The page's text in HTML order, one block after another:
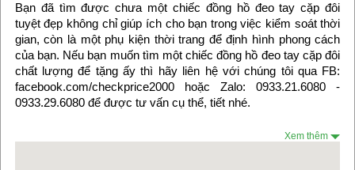
Bạn đã tìm được chưa một chiếc đồng hồ đeo tay cặp đôi
tuyệt đẹp không chỉ giúp ích cho bạn trong việc kiểm soát thời
gian, còn là một phụ kiện thời trang để định hình phong cách
của bạn. Nếu bạn muốn tìm một chiếc đồng hồ đeo tay cặp đôi
chất lượng để tặng ấy thì hãy liên hệ với chúng tôi qua FB:
facebook.com/checkprice2000 hoặc Zalo: 0933.21.6080 -
0933.29.6080 để được tư vấn cụ thể, tiết nhé.
Xem thêm